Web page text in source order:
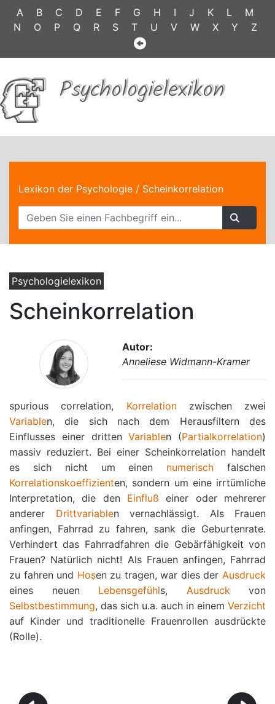
A B C D E F G H I J K L
M
N
O P Q R S T U V W X Y Z
Psychologielexikon
Lexikon der Psychologie / Scheinkorrelation
Psychologielexikon
Scheinkorrelation
Autor:
Anneliese Widmann-Kramer
spurious correlation, Korrelationzwischen zwei
Variablen, die sich nach dem Herausfiltern des
Einflusses einer drittenVariablen (Partialkorrelation)
massiv reduziert. Bei einer Scheinkorrelation handelt
es sich nicht um einen numerisch falschen
Korrelationskoeffizienten, sondern um eine irrtümliche
Interpretation, die den Einfluß einer oder mehrerer
anderer Drittvariablen vernachlässigt. Als Frauen
anfingen, Fahrrad zu fahren, sank die Geburtenrate.
Verhindert das Fahrradfahren die Gebärfähigkeit von
Frauen? Natürlich nicht! Als Frauen anfingen, Fahrrad
zu fahren und Hosen zu tragen, war dies derAusdruck
eines neuen Lebensgefühls, Ausdruckvon
Selbstbestimmung, das sich u.a. auch in einem Verzicht
auf Kinder und traditionelle Frauenrollen ausdrückte
(Rolle).